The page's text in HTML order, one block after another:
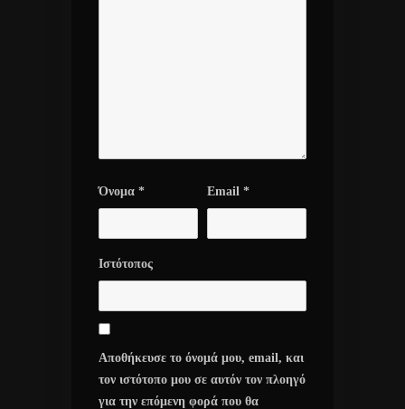
Όνομα * Email *
Ιστότοπος
Αποθήκευσε το όνομά μου, email, και
τον ιστότοπο μου σε αυτόν τον πλοηγό
για την επόμενη φορά που θα